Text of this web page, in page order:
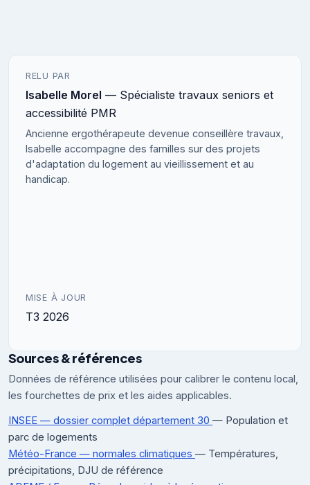
RELU PAR
Isabelle Morel — Spécialiste travaux seniors et
accessibilité PMR
Ancienne ergothérapeute devenue conseillère travaux,
Isabelle accompagne des familles sur des projets
d'adaptation du logement au vieillissement et au
handicap.
MISE À JOUR
T3 2026
Sources & références
Données de référence utilisées pour calibrer le contenu local,
les fourchettes de prix et les aides applicables.
INSEE — dossier complet département 30 — Population et
parc de logements
Météo-France — normales climatiques — Températures,
précipitations, DJU de référence